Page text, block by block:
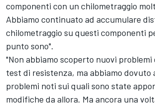
componenti con un chilometraggio
Abbiamo continuato ad accumulare
chilometraggio su questi componenti
punto sono".
"Non abbiamo scoperto nuovi
test di resistenza, ma abbiamo
problemi noti sui quali sono state
modifiche da allora. Ma ancora una